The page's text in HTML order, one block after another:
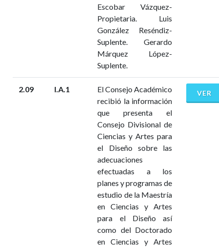
Escobar Vázquez-
Propietaria. Luis
González Reséndiz-
Suplente. Gerardo
Márquez López-
Suplente.
2.09 I.A.1
El Consejo Académico
recibió la información
que presenta el
Consejo Divisional de
Ciencias y Artes para
el Diseño sobre las
adecuaciones
efectuadas a los
planes y programas de
estudio de la Maestría
en Ciencias y Artes
para el Diseño así
como del Doctorado
en Ciencias y Artes
VER